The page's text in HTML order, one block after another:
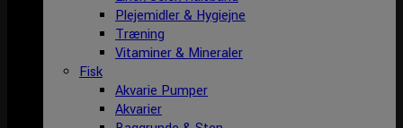
Plejemidler & Hygiejne
Træning
Vitaminer & Mineraler
Fisk
Akvarie Pumper
Akvarier